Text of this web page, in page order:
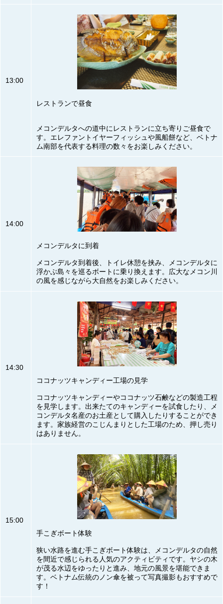
13:00
レストランで昼食
メコンデルタへの道中にレストランに立ち寄りご昼食で
す。エレファントイヤーフィッシュや風船餅など、ベトナ
ム南部を代表する料理の数々をお楽しみください。
14:00
メコンデルタに到着
メコンデルタ到着後、トイレ休憩を挟み、メコンデルタに
浮かぶ島々を巡るボートに乗り換えます。広大なメコン川
の風を感じながら大自然をお楽しみください。
14:30
ココナッツキャンディー工場の見学
ココナッツキャンディーやココナッツ石鹸などの製造工程
を見学します。出来たてのキャンディーを試食したり、メ
コンデルタ名産のお土産として購入したりすることができ
ます。家族経営のこじんまりとした工場のため、押し売り
はありません。
15:00
手こぎボート体験
狭い水路を進む手こぎボート体験は、メコンデルタの自然
を間近で感じられる人気のアクティビティです。ヤシの木
が茂る水辺をゆったりと進み、地元の風景を堪能できま
す。ベトナム伝統のノン傘を被って写真撮影もおすすめで
す！